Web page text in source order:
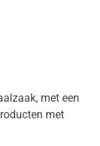
met een
met